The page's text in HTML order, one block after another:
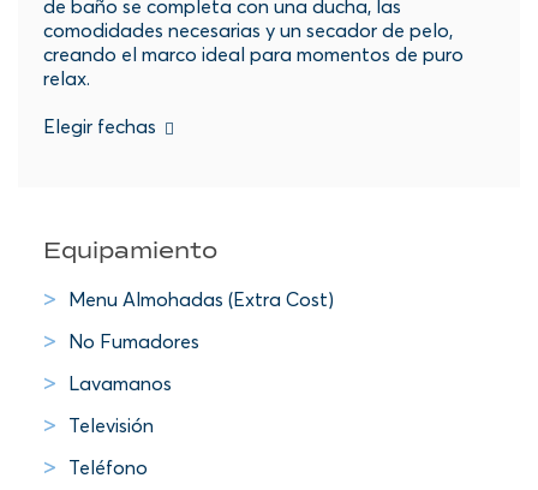
de baño se completa con una ducha, las
comodidades necesarias y un secador de pelo,
creando el marco ideal para momentos de puro
relax.
Elegir fechas
Equipamiento
Menu Almohadas (Extra Cost)
No Fumadores
Lavamanos
Televisión
Teléfono